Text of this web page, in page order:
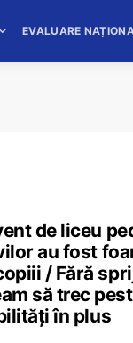
EVALUARE
de liceu
au fost
/ Fără
să trec
în plus